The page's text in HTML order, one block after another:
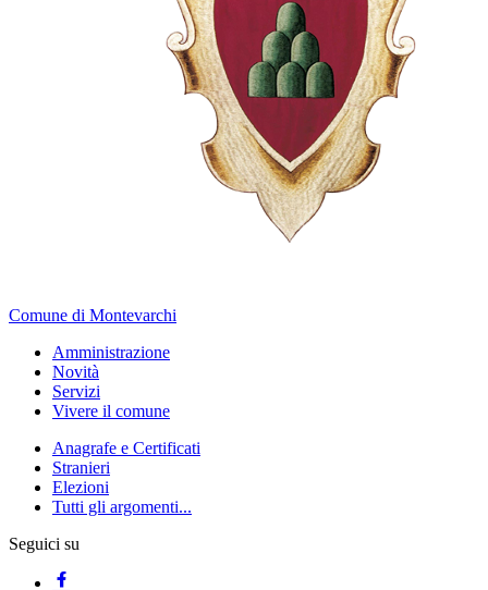
Comune di Montevarchi
Amministrazione
Novità
Servizi
Vivere il comune
Anagrafe e Certificati
Stranieri
Elezioni
Tutti gli argomenti...
Seguici su